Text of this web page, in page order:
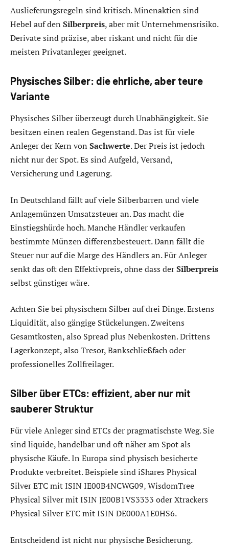
Auslieferungsregeln sind kritisch. Minenaktien sind
Hebel auf den Silberpreis, aber mit Unternehmensrisiko.
Derivate sind präzise, aber riskant und nicht für die
meisten Privatanleger geeignet.
Physisches Silber: die ehrliche, aber teure
Variante
Physisches Silber überzeugt durch Unabhängigkeit. Sie
besitzen einen realen Gegenstand. Das ist für viele
Anleger der Kern von Sachwerte. Der Preis ist jedoch
nicht nur der Spot. Es sind Aufgeld, Versand,
Versicherung und Lagerung.
In Deutschland fällt auf viele Silberbarren und viele
Anlagemünzen Umsatzsteuer an. Das macht die
Einstiegshürde hoch. Manche Händler verkaufen
bestimmte Münzen differenzbesteuert. Dann fällt die
Steuer nur auf die Marge des Händlers an. Für Anleger
senkt das oft den Effektivpreis, ohne dass derSilberpreis
selbst günstiger wäre.
Achten Sie bei physischem Silber auf drei Dinge. Erstens
Liquidität, also gängige Stückelungen. Zweitens
Gesamtkosten, also Spread plus Nebenkosten. Drittens
Lagerkonzept, also Tresor, Bankschließfach oder
professionelles Zollfreilager.
Silber über ETCs: effizient, aber nur mit
sauberer Struktur
Für viele Anleger sind ETCs der pragmatischste Weg. Sie
sind liquide, handelbar und oft näher am Spot als
physische Käufe. In Europa sind physisch besicherte
Produkte verbreitet. Beispiele sind iShares Physical
Silver ETC mit ISIN IE00B4NCWG09, WisdomTree
Physical Silver mit ISIN JE00B1VS3333 oder Xtrackers
Physical Silver ETC mit ISIN DE000A1E0HS6.
Entscheidend ist nicht nur physische Besicherung.